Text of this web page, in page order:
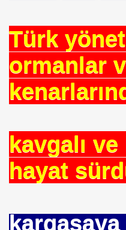
Türk
ormanlar
kavgalı
hayat
Mücadele Derneği
?